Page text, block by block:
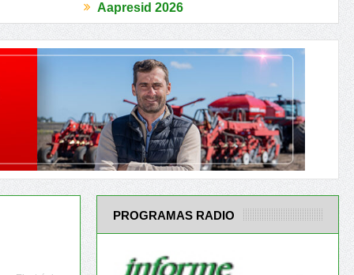
Aapresid 2026
Acuerdo Mercosur-UE es un antes y un después en la inserción
PROGRAMAS RADIO